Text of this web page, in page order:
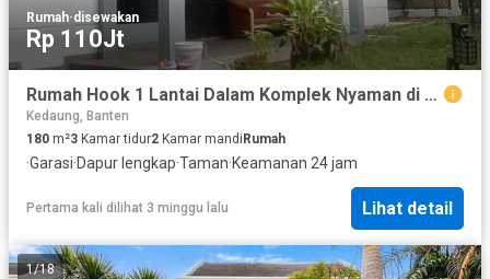
Rumah·disewakan
Rp 110Jt
Rumah Hook 1 Lantai Dalam Komplek Nyaman di Cinere
Kedaung, Banten
180 m²3 Kamar tidur2 Kamar mandi Rumah
·Garasi·Dapur lengkap·Taman·Keamanan 24 jam
Pertama kali dilihat 3 minggu lalu Lihat detail
1/18